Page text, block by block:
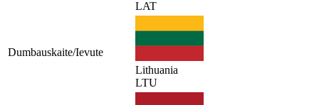
LAT
Dumbauskaite/Ievute
Lithuania
LTU